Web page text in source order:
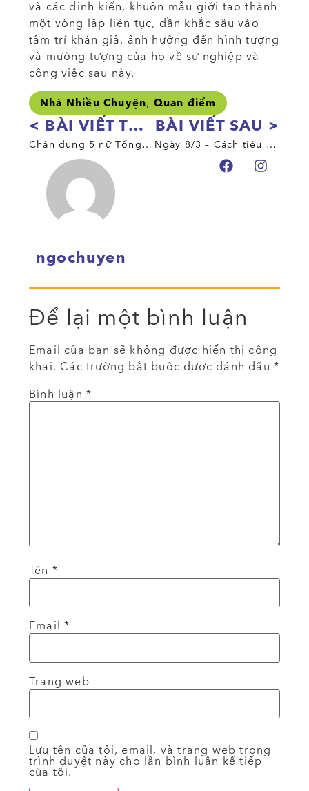
và các định kiến, khuôn mẫu giới tạo thành
một vòng lặp liên tục, dần khắc sâu vào
tâm trí khán giả, ảnh hưởng đến hình tượng
và mường tượng của họ về sự nghiệp và
công việc sau này.
Nhà Nhiều Chuyện, Quan điểm
< BÀI VIẾT TRƯỚC
Chân dung 5 nữ Tổng thống trong 31 cuộc bầu cử trên khắp thế giới năm 2024
BÀI VIẾT SAU >
Ngày 8/3 – Cách tiêu dùng xoa dịu tinh thần đấu tranh cho phụ nữ
ngochuyen
Để lại một bình luận
Email của bạn sẽ không được hiển thị công
khai. Các trường bắt buộc được đánh dấu*
Bình luận *
Tên *
Email*
Trang web
Lưu tên của tôi, email, và trang web trong
trình duyệt này cho lần bình luận kế tiếp
của tôi.